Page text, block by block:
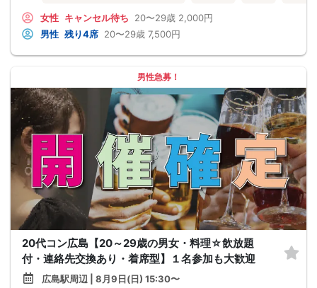
女性 キャンセル待ち 20〜29歳 2,000円
男性 残り4席 20〜29歳 7,500円
男性急募！
20代コン広島【20～29歳の男女・料理☆飲放題
付・連絡先交換あり・着席型】１名参加も大歓迎
広島駅周辺 | 8月9日(日) 15:30〜